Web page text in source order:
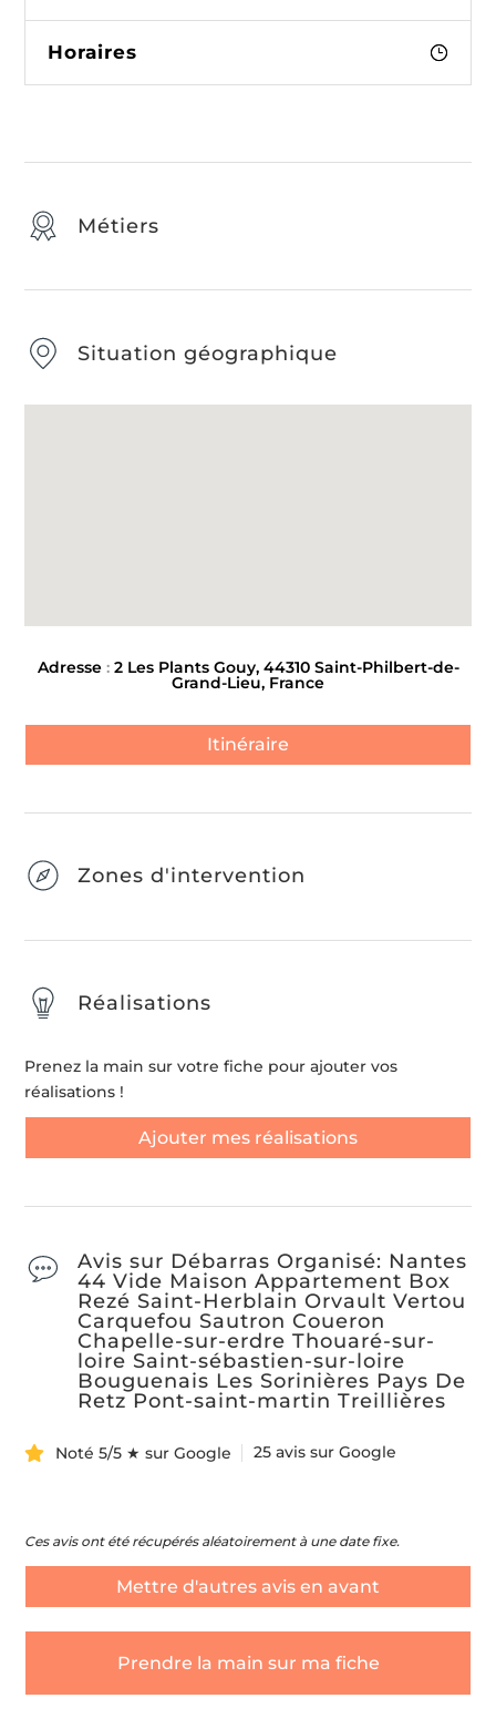
Horaires
Métiers
Situation géographique
Adresse: 2 Les Plants Gouy, 44310 Saint-Philbert-de-
Grand-Lieu, France
Itinéraire
Zones d'intervention
Réalisations
Prenez la main sur votre fiche pour ajouter vos
réalisations !
Ajouter mes réalisations
Avis sur Débarras Organisé: Nantes
44 Vide Maison Appartement Box
Rezé Saint-Herblain Orvault Vertou
Carquefou Sautron Coueron
Chapelle-sur-erdre Thouaré-sur-
loire Saint-sébastien-sur-loire
Bouguenais Les Sorinières Pays De
Retz Pont-saint-martin Treillières
Noté 5/5 ★ sur Google 25 avis sur Google
Ces avis ont été récupérés aléatoirement à une date fixe.
Mettre d'autres avis en avant
Prendre la main sur ma fiche